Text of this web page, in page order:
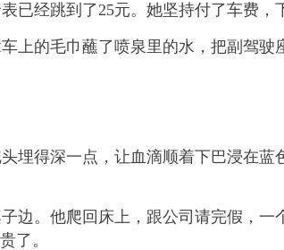
经跳到了25元。她坚持付了车费，
的毛巾蘸了喷泉里的水，把副驾驶
深一点，让血滴顺着下巴浸在蓝
。他爬回床上，跟公司请完假，一
了。